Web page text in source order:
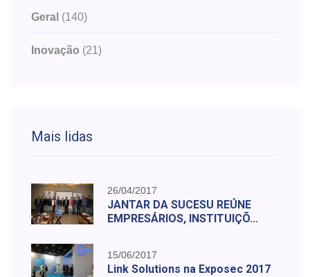
Geral (140)
Inovação (21)
Mais lidas
26/04/2017
JANTAR DA SUCESU REÚNE
EMPRESÁRIOS, INSTITUIÇÕ...
15/06/2017
Link Solutions na Exposec 2017